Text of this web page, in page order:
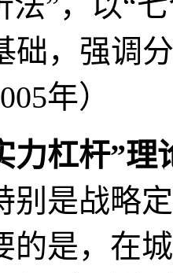
础，强调
年）
力杠杆”理
别是战略
的是，在